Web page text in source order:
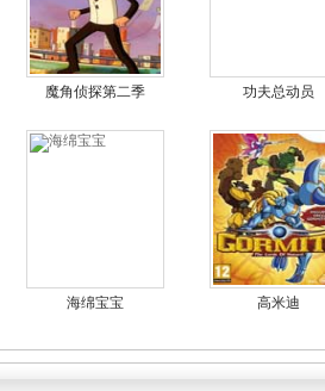
魔角侦探第二季 功夫总动员
海绵宝宝 高米迪